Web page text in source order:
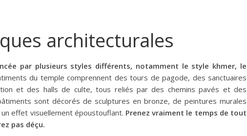
architecturales
par plusieurs styles différents, notamment le style khmer, le
du temple comprennent des tours de pagode, des sanctuaires
et des halls de culte, tous reliés par des chemins pavés et des
sont décorés de sculptures en bronze, de peintures murales
effet visuellement époustouflant. Prenez vraiment le temps de tout
pas déçu.